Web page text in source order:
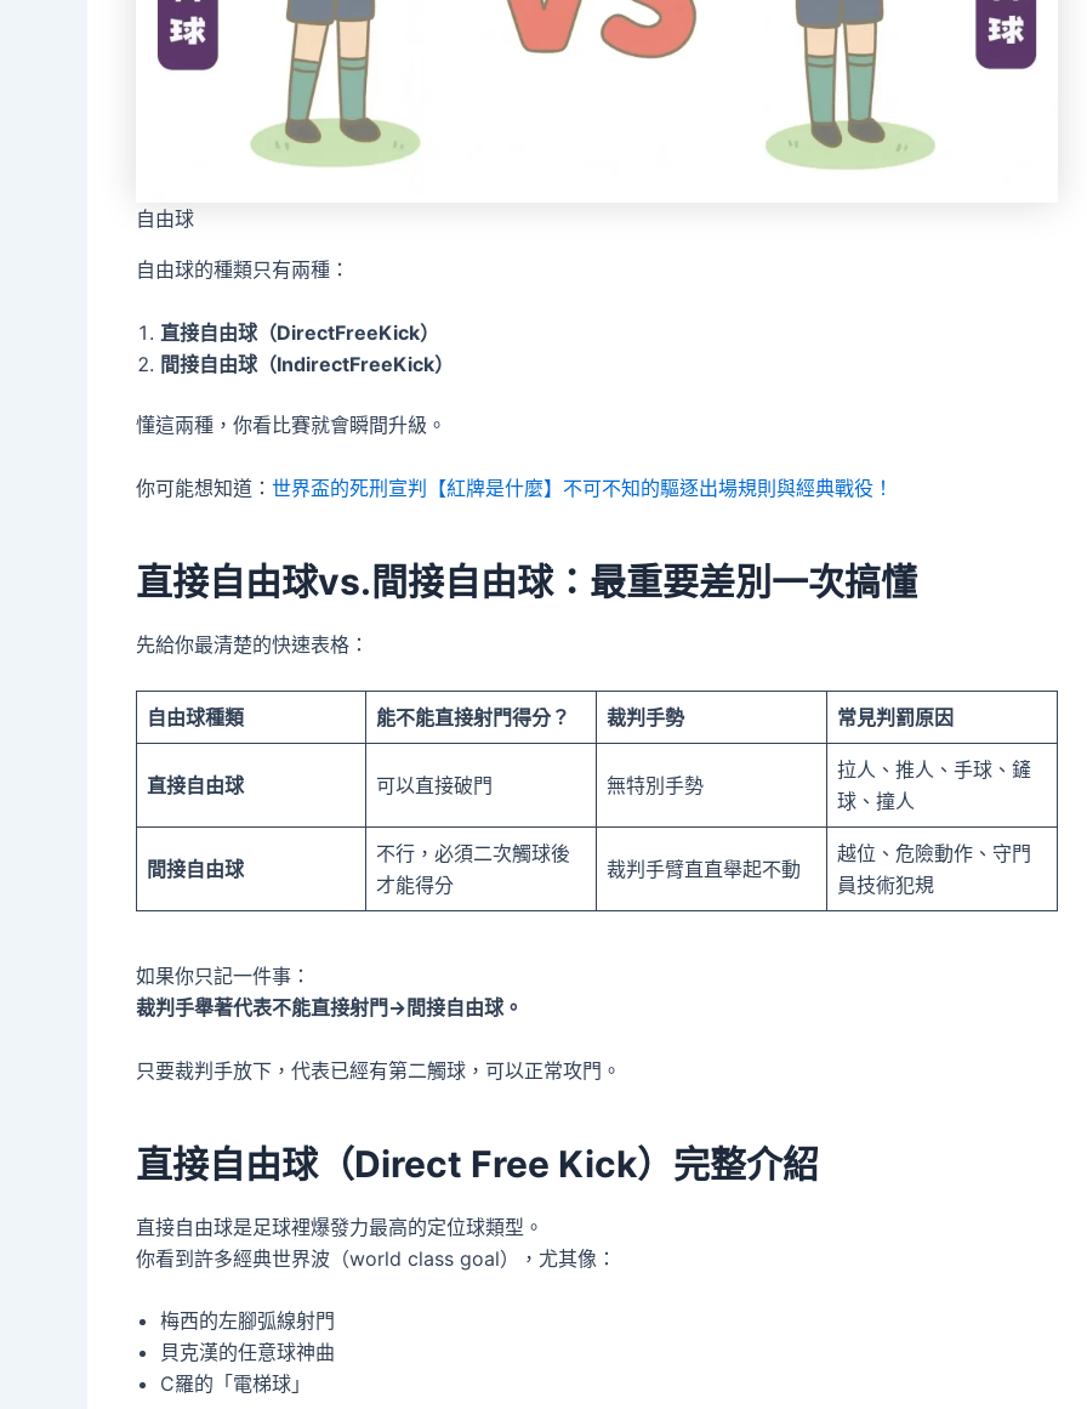
自由球
自由球的種類只有兩種：
直接自由球（DirectFreeKick）
間接自由球（IndirectFreeKick）
懂這兩種，你看比賽就會瞬間升級。
你可能想知道： 世界盃的死刑宣判【紅牌是什麼】不可不知的驅逐出場規則與經典戰役！
直接自由球vs.間接自由球：最重要差別一次搞懂
先給你最清楚的快速表格：
自由球種類 能不能直接射門得分？ 裁判手勢 常見判罰原因
直接自由球 可以直接破門 無特別手勢
拉人、推人、手球、鏟
球、撞人
間接自由球
不行，必須二次觸球後
才能得分
裁判手臂直直舉起不動
越位、危險動作、守門
員技術犯規
如果你只記一件事：
裁判手舉著代表不能直接射門→間接自由球。
只要裁判手放下，代表已經有第二觸球，可以正常攻門。
直接自由球（Direct Free Kick）完整介紹
直接自由球是足球裡爆發力最高的定位球類型。
你看到許多經典世界波（world class goal），尤其像：
梅西的左腳弧線射門
貝克漢的任意球神曲
C羅的「電梯球」